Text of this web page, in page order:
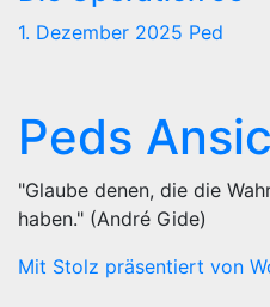
1. Dezember 2025 Ped
Peds
"Glaube denen, die die
haben." (André Gide)
Mit Stolz präsentiert von